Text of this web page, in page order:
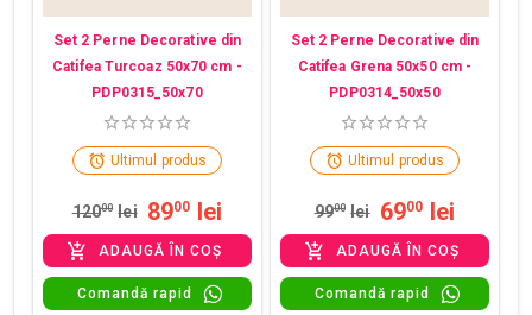
Set 2 Perne Decorative din
Catifea Turcoaz 50x70 cm -
PDP0315_50x70
Ultimul produs
12000 lei 8900 lei
ADAUGĂ ÎN COȘ
Comandă rapid
Set 2 Perne Decorative din
Catifea Grena 50x50 cm -
PDP0314_50x50
Ultimul produs
9900 lei 6900 lei
ADAUGĂ ÎN COȘ
Comandă rapid